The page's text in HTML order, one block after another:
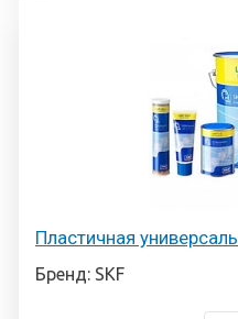
Пластичная
Бренд: SKF